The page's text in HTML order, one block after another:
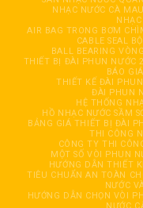
NHẠC NƯỚC CÀ
AIR BAG TRONG BƠM
CABLE SEAL
BALL BEARING
THIẾT BỊ ĐÀI PHUN NƯỚC
BÁO
THIẾT KẾ ĐÀI
ĐÀI PHUN
HỆ THỐNG
HỒ NHẠC NƯỚC SẦM
BẢNG GIÁ THIẾT BỊ ĐÀI
THI CÔNG
CÔNG TY THI
MỘT SỐ VÒI PHUN
HƯỚNG DẪN THIẾT
TIÊU CHUẨN AN TOÀN
NƯỚC
HƯỚNG DẪN CHỌN VÒI
NƯỚC